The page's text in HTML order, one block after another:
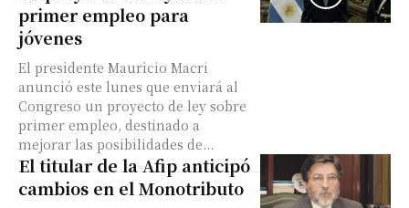
primer empleo para
jóvenes
El presidente Mauricio Macri
anunció este lunes que enviará al
Congreso un proyecto de ley sobre
primer empleo, destinado a
mejorar las posibilidades de...
El titular de la Afip anticipó
cambios en el Monotributo